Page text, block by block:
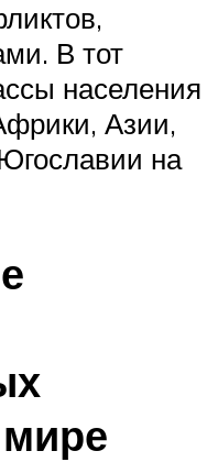
В тот
населения
Азии,
на